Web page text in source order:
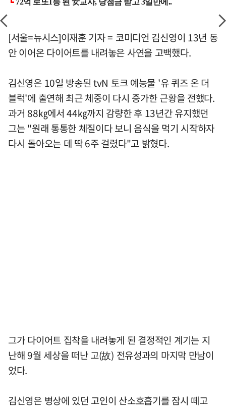
[서울=뉴시스]이재훈 기자 = 코미디언 김신영이 13년 동
안 이어온 다이어트를 내려놓은 사연을 고백했다.
김신영은 10일 방송된 tvN 토크 예능물 '유 퀴즈 온 더
블럭'에 출연해 최근 체중이 다시 증가한 근황을 전했다.
과거 88㎏에서 44㎏까지 감량한 후 13년간 유지했던
그는 "원래 통통한 체질이다 보니 음식을 먹기 시작하자
다시 돌아오는 데 딱 6주 걸렸다"고 밝혔다.
그가 다이어트 집착을 내려놓게 된 결정적인 계기는 지
난해 9월 세상을 떠난 고(故) 전유성과의 마지막 만남이
었다.
김신영은 병상에 있던 고인이 산소호흡기를 잠시 떼고